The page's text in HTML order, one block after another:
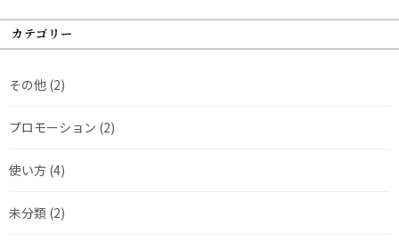
カテゴリー
その他 (2)
プロモーション (2)
使い方 (4)
未分類 (2)